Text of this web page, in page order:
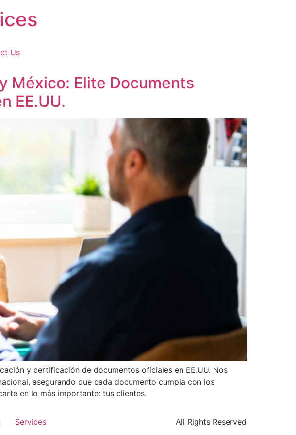
Us
México: Elite Documents
EE.UU.
y certificación de documentos oficiales en EE.UU. Nos
asegurando que cada documento cumpla con los
en lo más importante: tus clientes.
Services All Rights Reserved